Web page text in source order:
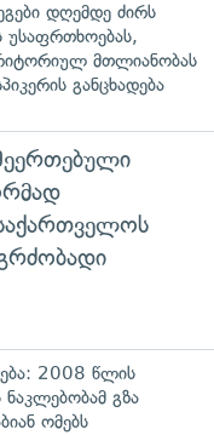
დღემდე ძირს
მთლიანობას
განცხადება
2008 წლის
ნაკლებობამ გზა
ომებს